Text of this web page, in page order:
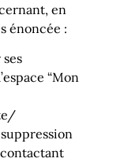
en
énoncée :
“Mon